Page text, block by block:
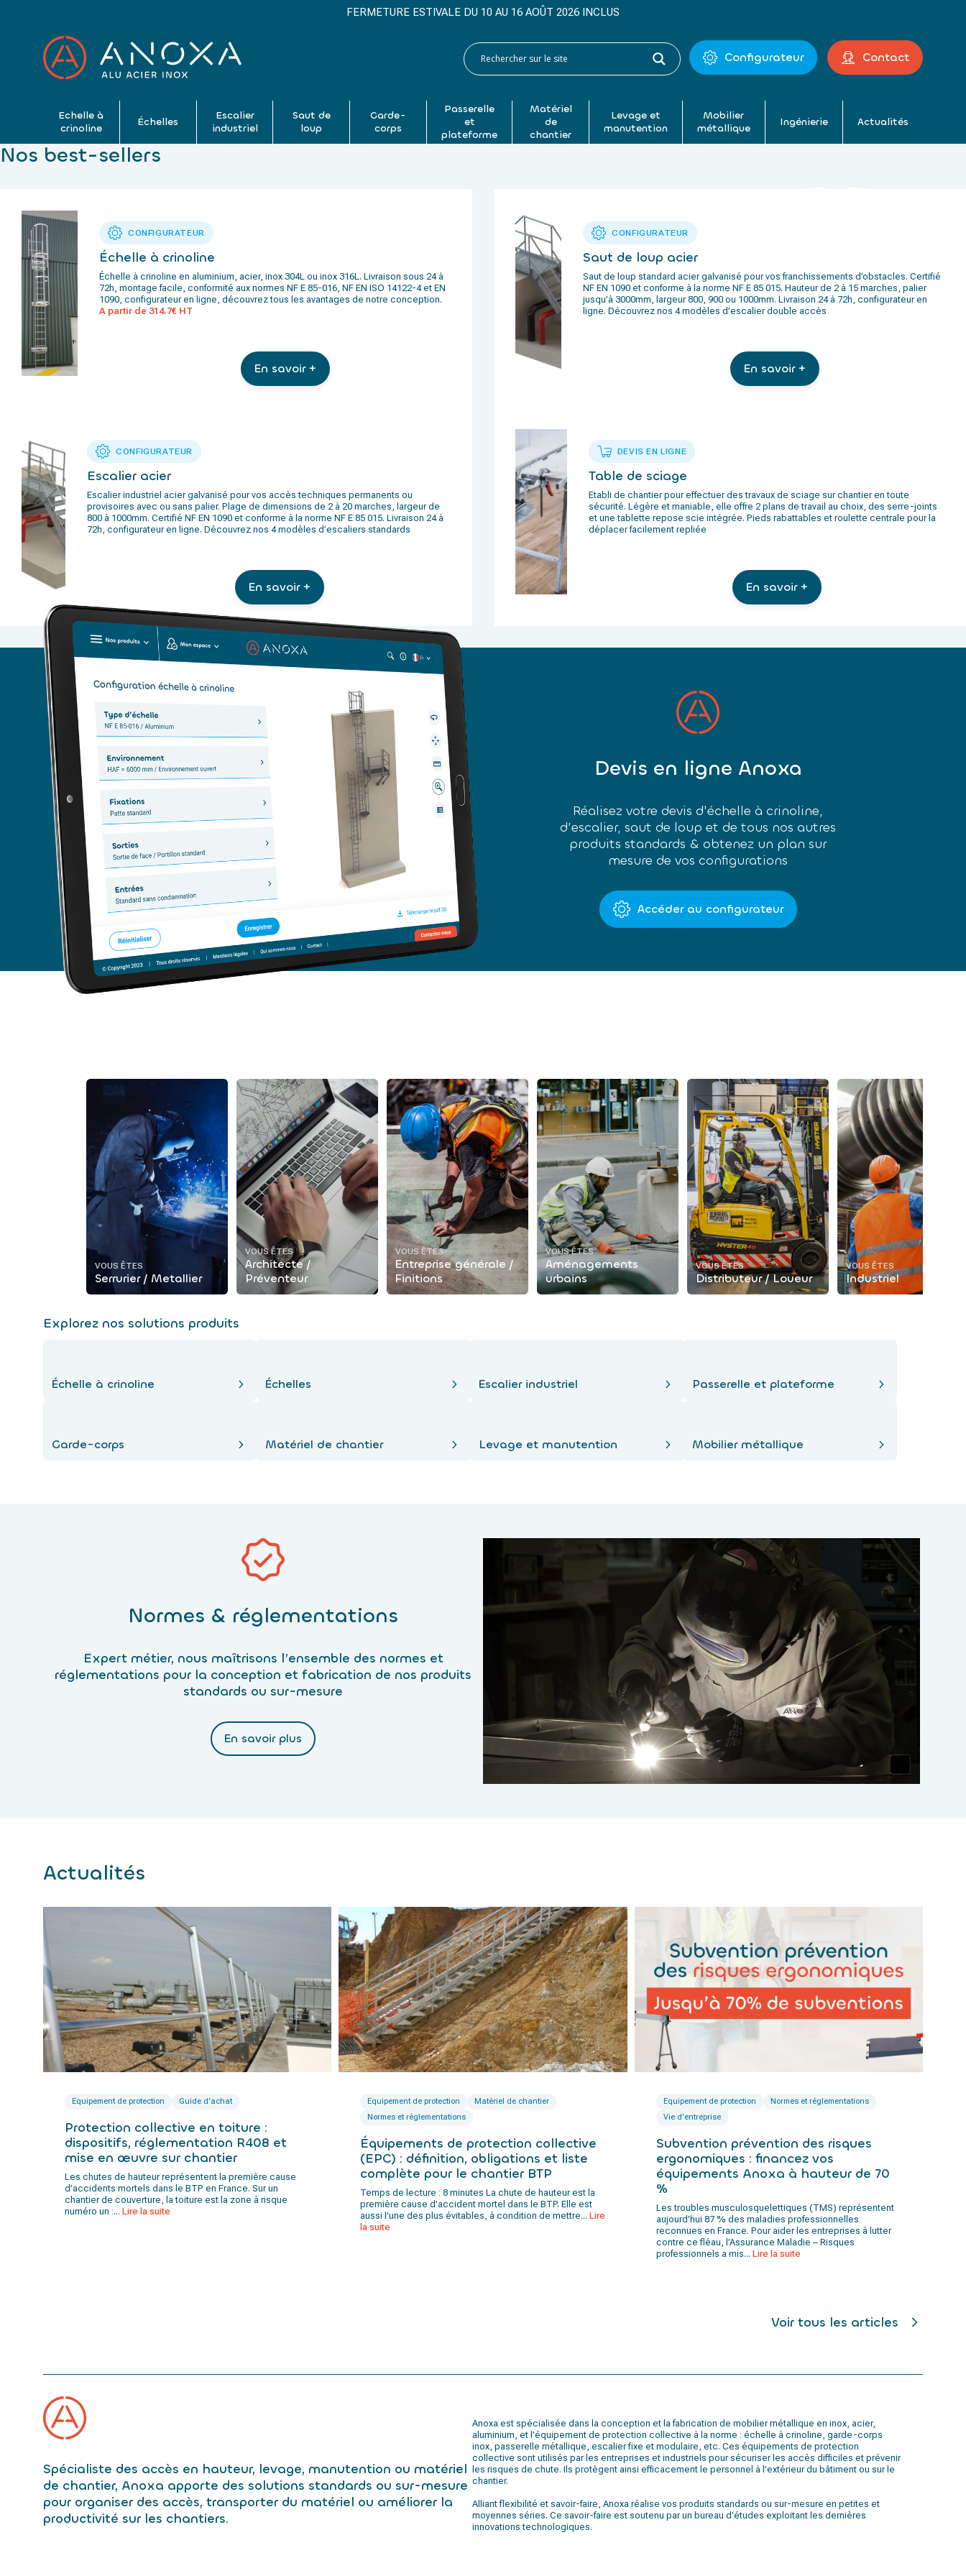
FERMETURE ESTIVALE DU 10 AU 16 AOÛT 2026 INCLUS
Configurateur Contact
Echelle à
crinoline
Échelles
Escalier
industriel
Saut de
loup
Garde-
corps
Passerelle
et
plateforme
Matériel
de
chantier
Levage et
manutention
Mobilier
métallique
Ingénierie Actualités
Nos best-sellers
CONFIGURATEUR
Échelle à crinoline
Échelle à crinoline en aluminium, acier, inox 304L ou inox 316L. Livraison sous 24 à
72h, montage facile, conformité aux normes NF E 85-016, NF EN ISO 14122-4 et EN
1090, configurateur en ligne, découvrez tous les avantages de notre conception.
A partir de 314.7€ HT
En savoir +
CONFIGURATEUR
Saut de loup acier
Saut de loup standard acier galvanisé pour vos franchissements d’obstacles. Certifié
NF EN 1090 et conforme à la norme NF E 85 015. Hauteur de 2 à 15 marches, palier
jusqu’à 3000mm, largeur 800, 900 ou 1000mm. Livraison 24 à 72h, configurateur en
ligne. Découvrez nos 4 modèles d’escalier double accès
En savoir +
CONFIGURATEUR
Escalier acier
Escalier industriel acier galvanisé pour vos accès techniques permanents ou
provisoires avec ou sans palier. Plage de dimensions de 2 à 20 marches, largeur de
800 à 1000mm. Certifié NF EN 1090 et conforme à la norme NF E 85 015. Livraison 24 à
72h, configurateur en ligne. Découvrez nos 4 modèles d’escaliers standards
En savoir +
DEVIS EN LIGNE
Table de sciage
Etabli de chantier pour effectuer des travaux de sciage sur chantier en toute
sécurité. Légère et maniable, elle offre 2 plans de travail au choix, des serre-joints
et une tablette repose scie intégrée. Pieds rabattables et roulette centrale pour la
déplacer facilement repliée
En savoir +
Devis en ligne Anoxa
Réalisez votre devis d'échelle à crinoline,
d’escalier, saut de loup et de tous nos autres
produits standards & obtenez un plan sur
mesure de vos configurations
Accéder au configurateur
VOUS ÊTES
Serrurier / Metallier
VOUS ÊTES
Architecte /
Préventeur
VOUS ÊTES
Entreprise générale /
Finitions
VOUS ÊTES
Aménagements
urbains
VOUS ÊTES
Distributeur / Loueur
VOUS ÊTES
Industriel
Explorez nos solutions produits
Échelle à crinoline Échelles Escalier industriel Passerelle et plateforme
Garde-corps Matériel de chantier Levage et manutention Mobilier métallique
Normes & réglementations
Expert métier, nous maîtrisons l’ensemble des normes et
réglementations pour la conception et fabrication de nos produits
standards ou sur-mesure
En savoir plus
Actualités
Equipement de protection Guide d'achat
Protection collective en toiture :
dispositifs, réglementation R408 et
mise en œuvre sur chantier
Les chutes de hauteur représentent la première cause
d’accidents mortels dans le BTP en France. Sur un
chantier de couverture, la toiture est la zone à risque
numéro un :... Lire la suite
Equipement de protection
Matériel de chantier
Normes et réglementations
Équipements de protection collective
(EPC) : définition, obligations et liste
complète pour le chantier BTP
Temps de lecture : 8 minutes La chute de hauteur est la
première cause d’accident mortel dans le BTP. Elle est
aussi l’une des plus évitables, à condition de mettre...Lire
la suite
Equipement de protection
Normes et réglementations
Vie d'entreprise
Subvention prévention des risques
ergonomiques : financez vos
équipements Anoxa à hauteur de 70
%
Les troubles musculosquelettiques (TMS) représentent
aujourd’hui 87 % des maladies professionnelles
reconnues en France. Pour aider les entreprises à lutter
contre ce fléau, l’Assurance Maladie – Risques
professionnels a mis... Lire la suite
Voir tous les articles
Spécialiste des accès en hauteur, levage, manutention ou matériel
de chantier, Anoxa apporte des solutions standards ou sur-mesure
pour organiser des accès, transporter du matériel ou améliorer la
productivité sur les chantiers.
Anoxa est spécialisée dans la conception et la fabrication de mobilier métallique en inox, acier,
aluminium, et l’équipement de protection collective à la norme : échelle à crinoline, garde-corps
inox, passerelle métallique, escalier fixe et modulaire, etc. Ces équipements de protection
collective sont utilisés par les entreprises et industriels pour sécuriser les accès difficiles et prévenir
les risques de chute. Ils protègent ainsi efficacement le personnel à l’extérieur du bâtiment ou sur le
chantier.
Alliant flexibilité et savoir-faire, Anoxa réalise vos produits standards ou sur-mesure en petites et
moyennes séries. Ce savoir-faire est soutenu par un bureau d’études exploitant les dernières
innovations technologiques.